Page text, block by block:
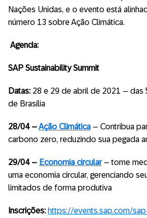
Nações Unidas, e o evento está
número 13 sobre Ação Climática.
Agenda:
SAP Sustainability Summit
Datas: 28 e 29 de abril de 2021 – das
de Brasília
28/04 –Ação Climática – Contribua
carbono zero, reduzindo sua pegada
29/04 – Economia circular– tome
uma economia circular, gerenciando
limitados de forma produtiva
Inscrições: https://events.sap.com/